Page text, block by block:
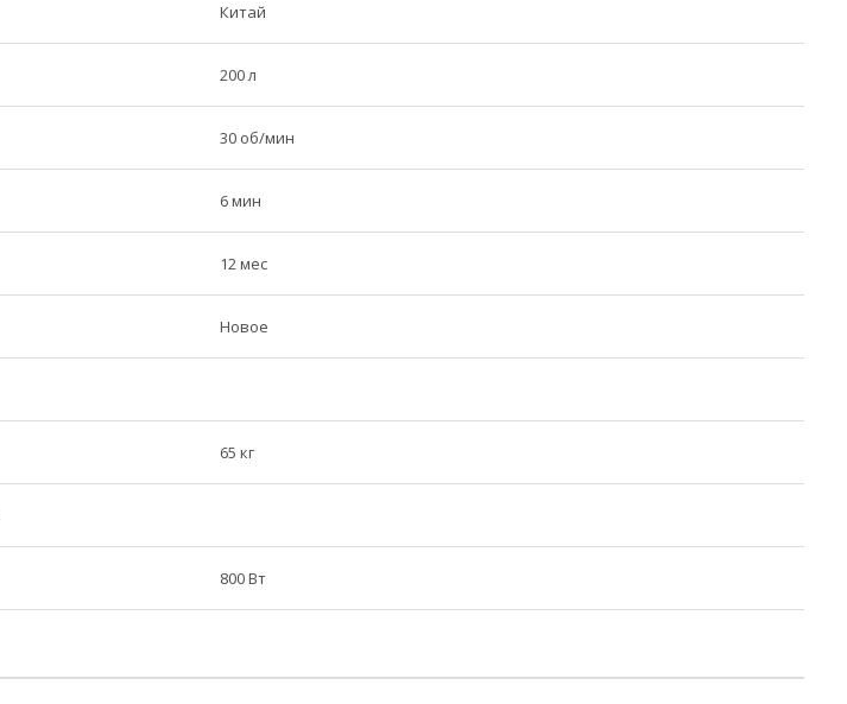
Китай
200 л
30 об/мин
6 мин
12 мес
Новое
65 кг
800 Вт